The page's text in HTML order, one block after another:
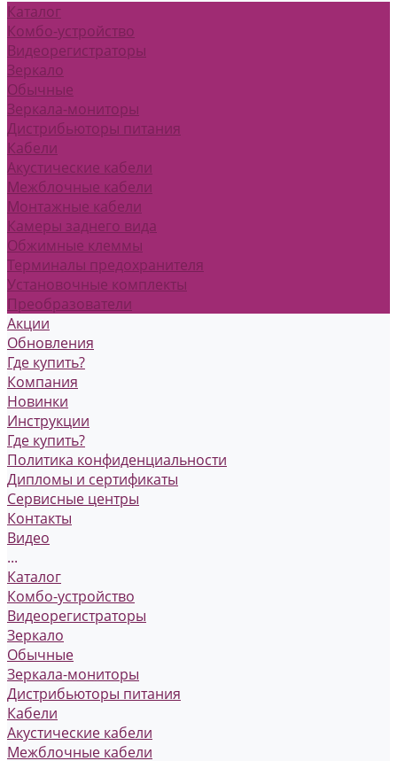
Каталог
Комбо-устройство
Видеорегистраторы
Зеркало
Обычные
Зеркала-мониторы
Дистрибьюторы питания
Кабели
Акустические кабели
Межблочные кабели
Монтажные кабели
Камеры заднего вида
Обжимные клеммы
Терминалы предохранителя
Установочные комплекты
Преобразователи
Акции
Обновления
Где купить?
Компания
Новинки
Инструкции
Где купить?
Политика конфиденциальности
Дипломы и сертификаты
Сервисные центры
Контакты
Видео
...
Каталог
Комбо-устройство
Видеорегистраторы
Зеркало
Обычные
Зеркала-мониторы
Дистрибьюторы питания
Кабели
Акустические кабели
Межблочные кабели